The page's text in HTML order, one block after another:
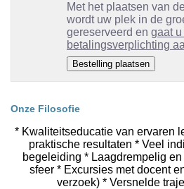
Met het plaatsen van
wordt uw plek in de
gereserveerd en gaat u
betalingsverplichting
Onze Filosofie
* Kwaliteitseducatie van ervaren
praktische resultaten * Veel
begeleiding * Laagdrempelig
sfeer * Excursies met docent
verzoek) * Versnelde